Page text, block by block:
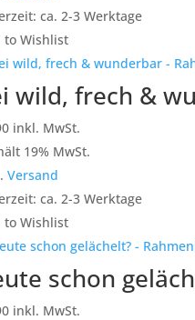
ca. 2-3 Werktage
to Wishlist
wild, frech &
inkl. MwSt.
19% MwSt.
Versand
ca. 2-3 Werktage
to Wishlist
schon
inkl. MwSt.